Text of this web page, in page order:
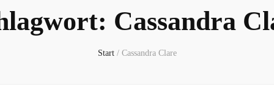
Cassandra
Start / Cassandra Clare